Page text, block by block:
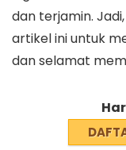
dan terjamin.
artikel ini untuk
dan selamat